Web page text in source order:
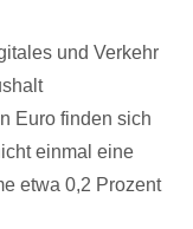
und Verkehr
Euro finden sich
einmal eine
etwa 0,2 Prozent